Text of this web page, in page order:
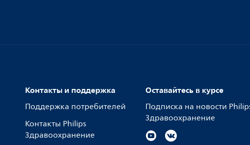
Контакты и поддержка
Поддержка потребителей
Контакты Philips
Здравоохранение
Оставайтесь в курсе
Подписка на новости
Здравоохранение